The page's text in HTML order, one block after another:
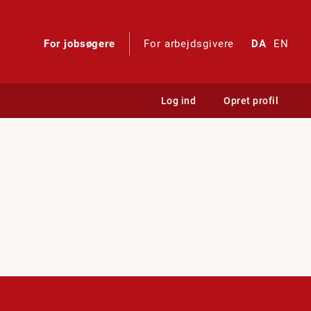
For jobsøgere For arbejdsgivere DA EN
Log ind Opret profil